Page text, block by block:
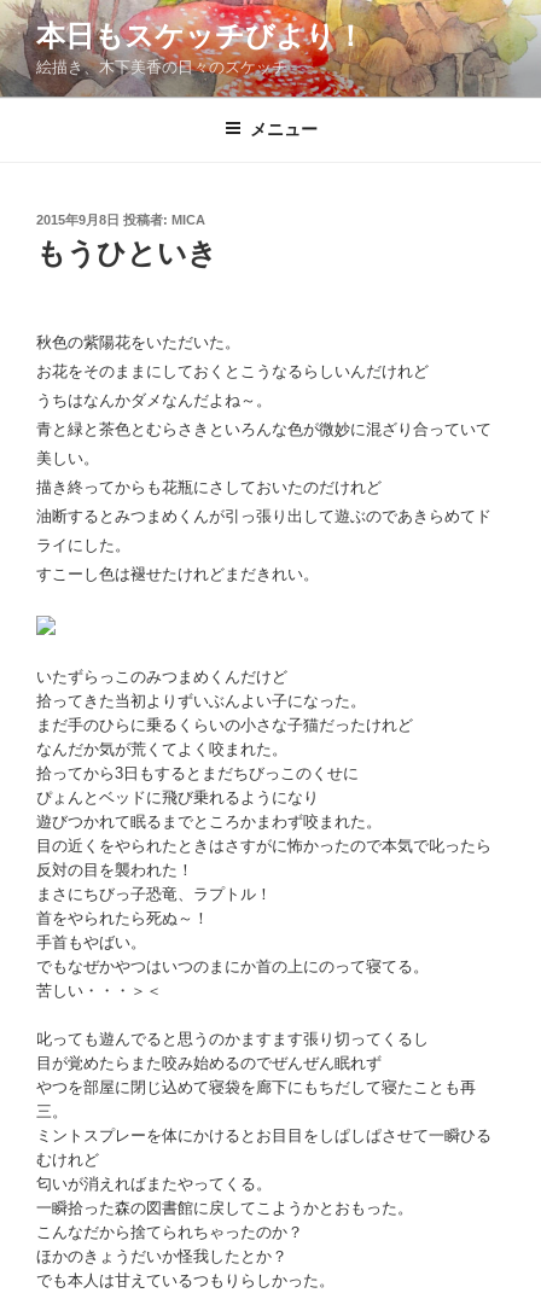
コ
ン
テ
ン
本日もスケッチびより！
絵描き、木下美香の日々のスケッチ
メニュー
投
稿
日:
2015年9月8日 投稿者: MICA
もうひといき
秋色の紫陽花をいただいた。
お花をそのままにしておくとこうなるらしいんだけれど
うちはなんかダメなんだよね～。
青と緑と茶色とむらさきといろんな色が微妙に混ざり合っていて
美しい。
描き終ってからも花瓶にさしておいたのだけれど
油断するとみつまめくんが引っ張り出して遊ぶのであきらめてド
ライにした。
すこーし色は褪せたけれどまだきれい。
いたずらっこのみつまめくんだけど
拾ってきた当初よりずいぶんよい子になった。
まだ手のひらに乗るくらいの小さな子猫だったけれど
なんだか気が荒くてよく咬まれた。
拾ってから3日もするとまだちびっこのくせに
ぴょんとベッドに飛び乗れるようになり
遊びつかれて眠るまでところかまわず咬まれた。
目の近くをやられたときはさすがに怖かったので本気で叱ったら
反対の目を襲われた！
まさにちびっ子恐竜、ラプトル！
首をやられたら死ぬ～！
手首もやばい。
でもなぜかやつはいつのまにか首の上にのって寝てる。
苦しい・・・＞＜
叱っても遊んでると思うのかますます張り切ってくるし
目が覚めたらまた咬み始めるのでぜんぜん眠れず
やつを部屋に閉じ込めて寝袋を廊下にもちだして寝たことも再
三。
ミントスプレーを体にかけるとお目目をしぱしぱさせて一瞬ひる
むけれど
匂いが消えればまたやってくる。
一瞬拾った森の図書館に戻してこようかとおもった。
こんなだから捨てられちゃったのか？
ほかのきょうだいか怪我したとか？
でも本人は甘えているつもりらしかった。